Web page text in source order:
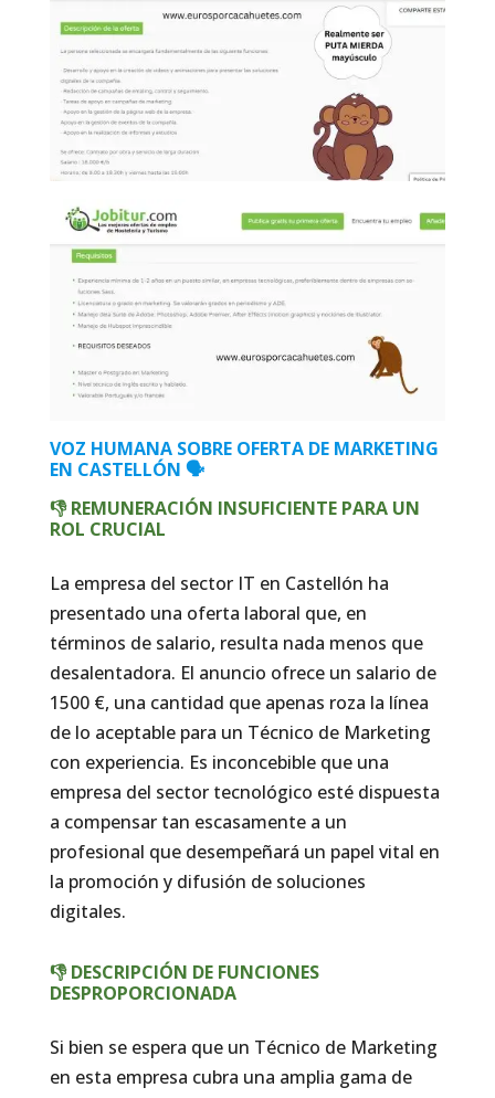
VOZ HUMANA SOBRE OFERTA DE MARKETING
EN CASTELLÓN 🗣️
👎 REMUNERACIÓN INSUFICIENTE PARA UN
ROL CRUCIAL
La empresa del sector IT en Castellón ha
presentado una oferta laboral que, en
términos de salario, resulta nada menos que
desalentadora. El anuncio ofrece un salario de
1500 €, una cantidad que apenas roza la línea
de lo aceptable para un Técnico de Marketing
con experiencia. Es inconcebible que una
empresa del sector tecnológico esté dispuesta
a compensar tan escasamente a un
profesional que desempeñará un papel vital en
la promoción y difusión de soluciones
digitales.
👎 DESCRIPCIÓN DE FUNCIONES
DESPROPORCIONADA
Si bien se espera que un Técnico de Marketing
en esta empresa cubra una amplia gama de